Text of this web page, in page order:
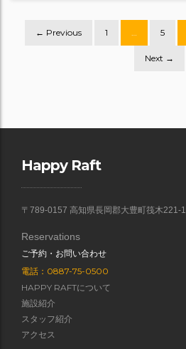
Posts
← Previous 1 … 5
Next →
Happy Raft
〒789-0157 高知県長岡郡大豊町筏木221-1
Reservations
ご予約・お問い合わせ
電話：0887-75-0500
HAPPY RAFTについて
施設紹介
スタッフ紹介
アクセス